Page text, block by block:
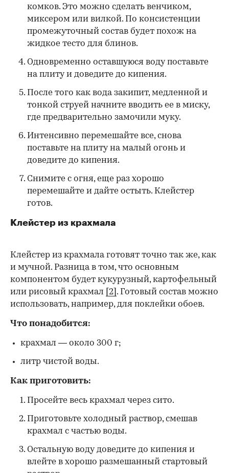
комков. Это можно сделать венчиком,
миксером или вилкой. По консистенции
промежуточный состав будет похож на
жидкое тесто для блинов.
Одновременно оставшуюся воду поставьте
на плиту и доведите до кипения.
После того как вода закипит, медленной и
тонкой струей начните вводить ее в миску,
где предварительно замочили муку.
Интенсивно перемешайте все, снова
поставьте на плиту на малый огонь и
доведите до кипения.
Снимите с огня, еще раз хорошо
перемешайте и дайте остыть. Клейстер
готов.
Клейстер из крахмала
Клейстер из крахмала готовят точно так же, как
и мучной. Разница в том, что основным
компонентом будет кукурузный, картофельный
или рисовый крахмал
[2] . Готовый состав можно
использовать, например, для поклейки обоев.
Что понадобится:
крахмал — около 300 г;
литр чистой воды.
Как приготовить:
Просейте весь крахмал через сито.
Приготовьте холодный раствор, смешав
крахмал с частью воды.
Остальную воду доведите до кипения и
влейте в хорошо размешанный стартовый